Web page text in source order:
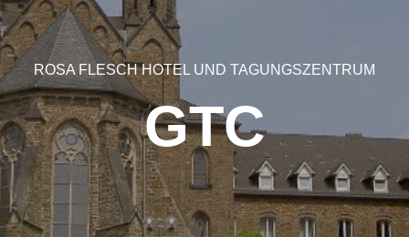
ROSA FLESCH HOTEL UND TAGUNGSZENTRUM
GTC